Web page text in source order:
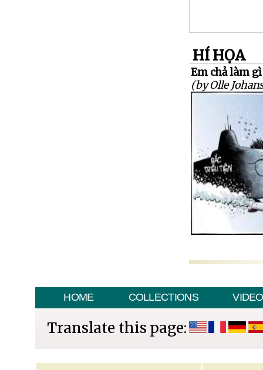
HÍ HỌA
Em chả làm gì
(by Olle
HOME COLLECTIONS VIDEO
Translate this page: